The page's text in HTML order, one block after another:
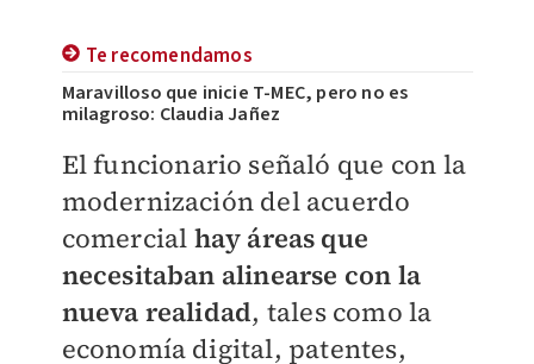
Te recomendamos
Maravilloso que inicie T-MEC, pero no es
milagroso: Claudia Jañez
El funcionario señaló que con la
modernización del acuerdo
comercial hay áreas que
necesitaban alinearse con la
nueva realidad, tales como la
economía digital, patentes,